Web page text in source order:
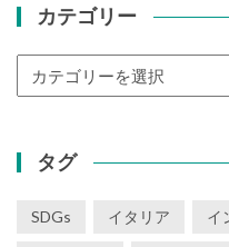
カテゴリー
タグ
SDGs イタリア イ